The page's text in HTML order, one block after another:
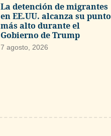
La detención de migrantes
en EE.UU. alcanza su punto
más alto durante el
Gobierno de Trump
7 agosto, 2026